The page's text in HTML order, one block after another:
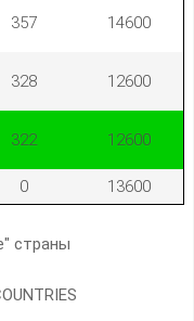
357 14600
328 12600
322 12600
0 13600
страны